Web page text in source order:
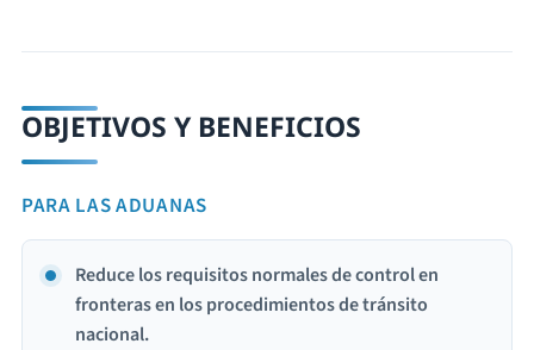
OBJETIVOS Y BENEFICIOS
PARA LAS ADUANAS
Reduce los requisitos normales de control en
fronteras en los procedimientos de tránsito
nacional.